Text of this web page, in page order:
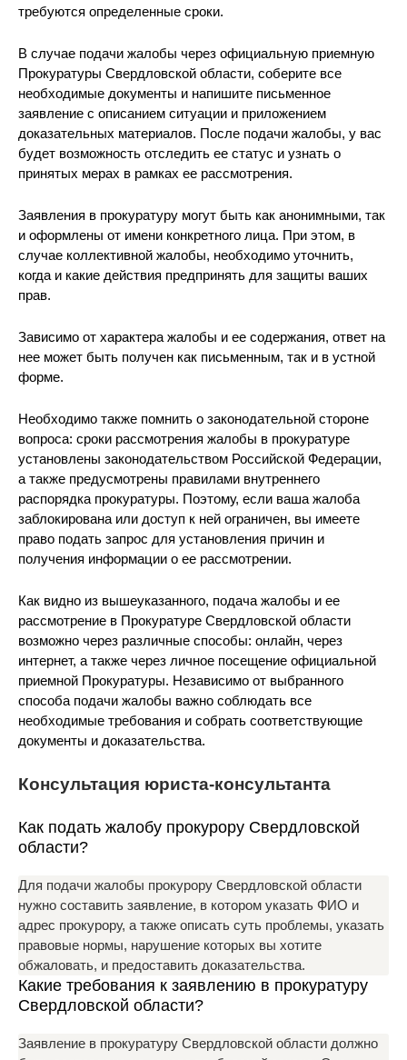
требуются определенные сроки.
В случае подачи жалобы через официальную приемную
Прокуратуры Свердловской области, соберите все
необходимые документы и напишите письменное
заявление с описанием ситуации и приложением
доказательных материалов. После подачи жалобы, у вас
будет возможность отследить ее статус и узнать о
принятых мерах в рамках ее рассмотрения.
Заявления в прокуратуру могут быть как анонимными, так
и оформлены от имени конкретного лица. При этом, в
случае коллективной жалобы, необходимо уточнить,
когда и какие действия предпринять для защиты ваших
прав.
Зависимо от характера жалобы и ее содержания, ответ на
нее может быть получен как письменным, так и в устной
форме.
Необходимо также помнить о законодательной стороне
вопроса: сроки рассмотрения жалобы в прокуратуре
установлены законодательством Российской Федерации,
а также предусмотрены правилами внутреннего
распорядка прокуратуры. Поэтому, если ваша жалоба
заблокирована или доступ к ней ограничен, вы имеете
право подать запрос для установления причин и
получения информации о ее рассмотрении.
Как видно из вышеуказанного, подача жалобы и ее
рассмотрение в Прокуратуре Свердловской области
возможно через различные способы: онлайн, через
интернет, а также через личное посещение официальной
приемной Прокуратуры. Независимо от выбранного
способа подачи жалобы важно соблюдать все
необходимые требования и собрать соответствующие
документы и доказательства.
Консультация юриста-консультанта
Как подать жалобу прокурору Свердловской
области?
Для подачи жалобы прокурору Свердловской области
нужно составить заявление, в котором указать ФИО и
адрес прокурору, а также описать суть проблемы, указать
правовые нормы, нарушение которых вы хотите
обжаловать, и предоставить доказательства.
Какие требования к заявлению в прокуратуру
Свердловской области?
Заявление в прокуратуру Свердловской области должно